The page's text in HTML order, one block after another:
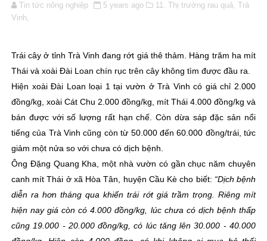
Tin tức nông nghiệp 5 years ago 11. Thị trường rau quả, Trà
Vinh,
Trái cây ở tỉnh Trà Vinh đang rớt giá thê thảm. Hàng trăm ha mít
Thái và xoài Đài Loan chín rục trên cây không tìm được đầu ra.
Hiện xoài Đài Loan loại 1 tại vườn ở Trà Vinh có giá chỉ 2.000
đồng/kg, xoài Cát Chu 2.000 đồng/kg, mít Thái 4.000 đồng/kg và
bán được với số lượng rất hạn chế. Còn dừa sáp đặc sản nổi
tiếng của Trà Vinh cũng còn từ 50.000 đến 60.000 đồng/trái, tức
giảm một nửa so với chưa có dịch bệnh.
Ông Đặng Quang Kha, một nhà vườn có gần chục năm chuyên
canh mít Thái ở xã Hòa Tân, huyện Cầu Kè cho biết: “Dịch bệnh
diễn ra hơn tháng qua khiến trái rớt giá trầm trọng. Riêng mít
hiện nay giá còn có 4.000 đồng/kg, lúc chưa có dịch bệnh thấp
cũng 19.000 - 20.000 đồng/kg, có lúc tăng lên 30.000 - 40.000